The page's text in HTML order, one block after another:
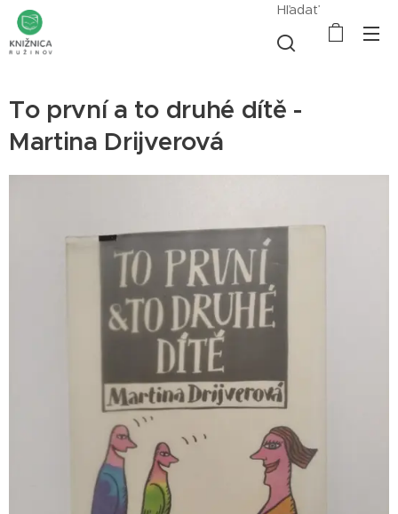
Hľadať
To první a to druhé dítě -
Martina Drijverová